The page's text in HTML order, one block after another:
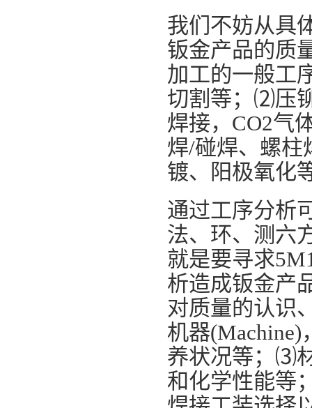
我们不妨从具
钣金产品的质
加工的一般工
切割等；⑵压
焊接，CO2气
焊/碰焊、螺
镀、阳极氧化
通过工序分析
法、环、测六
就是要寻求
析造成钣金产
对质量的认识
机器
养状况等；⑶
和化学性能等